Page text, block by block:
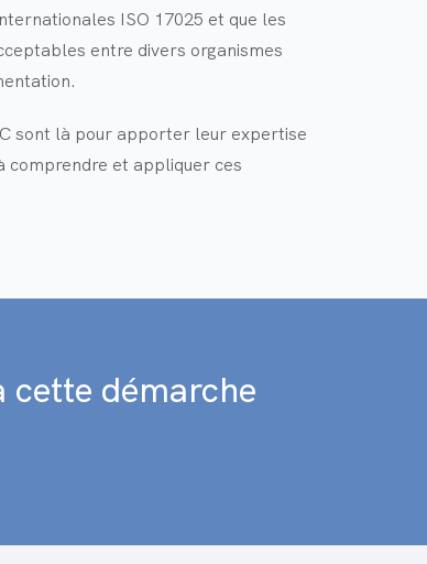
ISO 17025 et que les
entre divers organismes
sont là pour apporter leur expertise
comprendre et appliquer ces
cette démarche